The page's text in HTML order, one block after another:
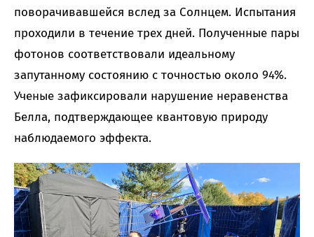
поворачивавшейся вслед за Солнцем. Испытания
проходили в течение трех дней. Полученные пары
фотонов соответствовали идеальному
запутанному состоянию с точностью около 94%.
Ученые зафиксировали нарушение неравенства
Белла, подтверждающее квантовую природу
наблюдаемого эффекта.